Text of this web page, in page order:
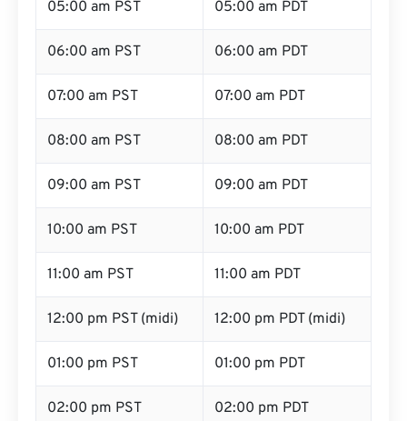
05:00 am PST 05:00 am PDT
06:00 am PST 06:00 am PDT
07:00 am PST 07:00 am PDT
08:00 am PST 08:00 am PDT
09:00 am PST 09:00 am PDT
10:00 am PST 10:00 am PDT
11:00 am PST 11:00 am PDT
12:00 pm PST (midi) 12:00 pm PDT (midi)
01:00 pm PST 01:00 pm PDT
02:00 pm PST 02:00 pm PDT